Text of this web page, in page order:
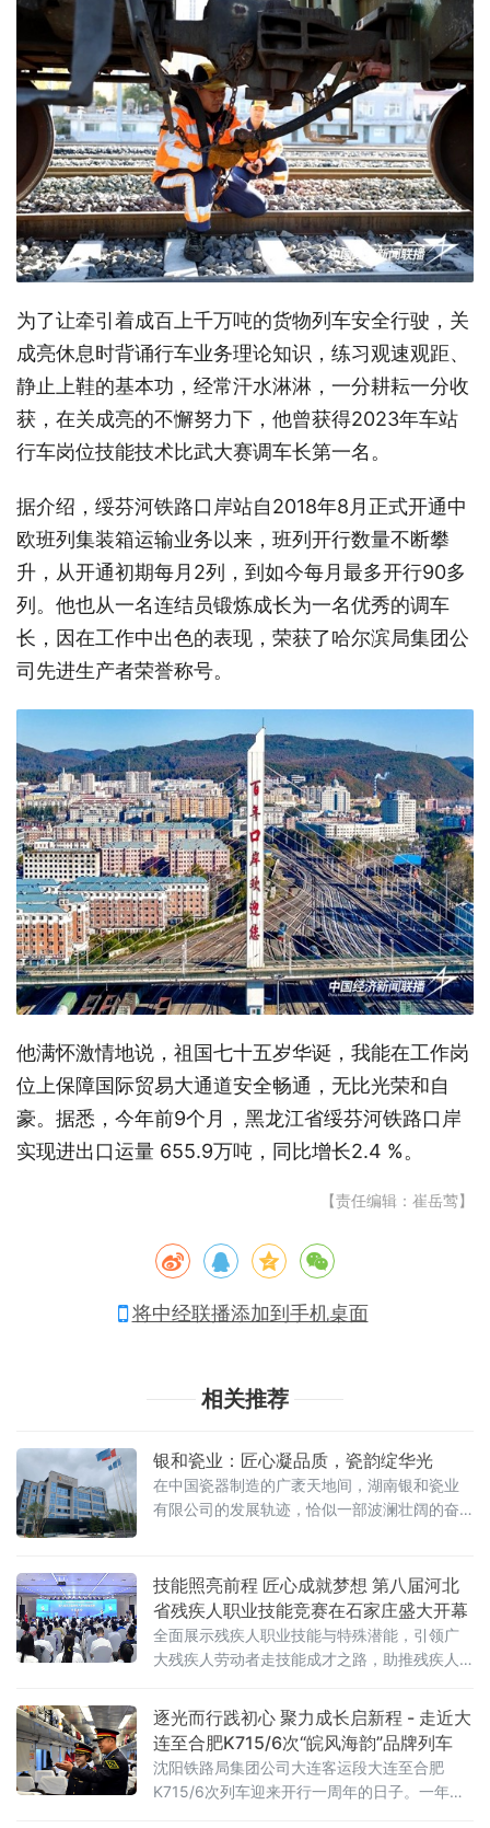
为了让牵引着成百上千万吨的货物列车安全行驶，关
成亮休息时背诵行车业务理论知识，练习观速观距、
静止上鞋的基本功，经常汗水淋淋，一分耕耘一分收
获，在关成亮的不懈努力下，他曾获得2023年车站
行车岗位技能技术比武大赛调车长第一名。
据介绍，绥芬河铁路口岸站自2018年8月正式开通中
欧班列集装箱运输业务以来，班列开行数量不断攀
升，从开通初期每月2列，到如今每月最多开行90多
列。他也从一名连结员锻炼成长为一名优秀的调车
长，因在工作中出色的表现，荣获了哈尔滨局集团公
司先进生产者荣誉称号。
他满怀激情地说，祖国七十五岁华诞，我能在工作岗
位上保障国际贸易大通道安全畅通，无比光荣和自
豪。据悉，今年前9个月，黑龙江省绥芬河铁路口岸
实现进出口运量 655.9万吨，同比增长2.4 %。
【责任编辑：崔岳莺】
将中经联播添加到手机桌面
相关推荐
银和瓷业：匠心凝品质，瓷韵绽华光
在中国瓷器制造的广袤天地间，湖南银和瓷业
有限公司的发展轨迹，恰似一部波澜壮阔的奋
和瓷业承接了一份前所未有的订单，其对瓶型
的要求之高，堪称批量生产领域的严苛典范。
这一重任，犹如巨石般沉甸甸地压在了银和瓷
业创始人之一、主管销售的总经理熊正初的肩
技能照亮前程 匠心成就梦想 第八届河北
省残疾人职业技能竞赛在石家庄盛大开幕
全面展示残疾人职业技能与特殊潜能，引领广
大残疾人劳动者走技能成才之路，助推残疾人
李东梅出席开幕活动并致辞，中国残联教育就
业部、就业服务指导中心负责同志，
逐光而行践初心 聚力成长启新程 - 走近大
连至合肥K715/6次“皖风海韵”品牌列车
沈阳铁路局集团公司大连客运段大连至合肥
K715/6次列车迎来开行一周年的日子。一年